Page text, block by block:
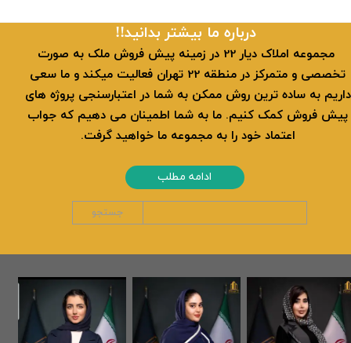
​​درباره ما بیشتر بدانید!!
​ مجموعه املاک دیار 22 در زمینه پیش فروش ملک به صورت
تخصصی و متمرکز در منطقه 22 تهران فعالیت میکند و ما سعی
داریم به ساده ترین روش ممکن به شما در اعتبارسنجی پروژه های
پیش فروش کمک کنیم. ما به شما اطمینان می دهیم که جواب
اعتماد خود را به مجموعه ما خواهید گرفت.
ادامه مطلب
جستجو